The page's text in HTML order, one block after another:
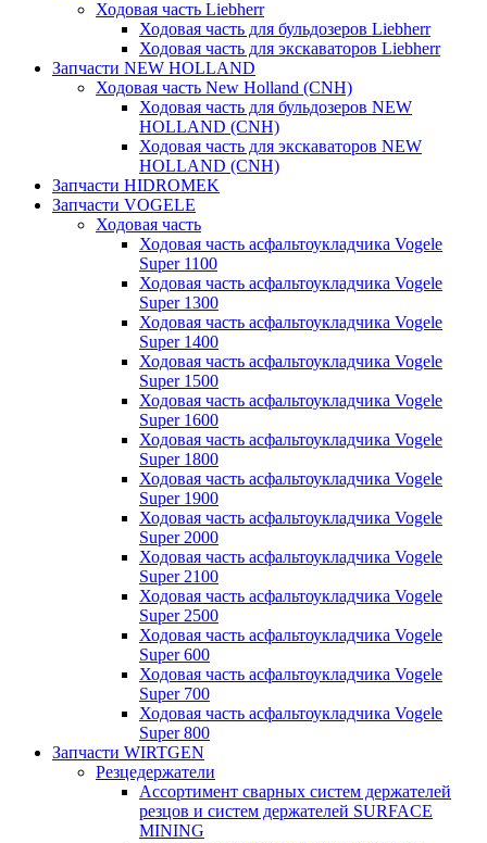
Ходовая часть Liebherr
Ходовая часть для бульдозеров Liebherr
Ходовая часть для экскаваторов Liebherr
Запчасти NEW HOLLAND
Ходовая часть New Holland (CNH)
Ходовая часть для бульдозеров NEW
HOLLAND (CNH)
Ходовая часть для экскаваторов NEW
HOLLAND (CNH)
Запчасти HIDROMEK
Запчасти VOGELE
Ходовая часть
Ходовая часть асфальтоукладчика Vogele
Super 1100
Ходовая часть асфальтоукладчика Vogele
Super 1300
Ходовая часть асфальтоукладчика Vogele
Super 1400
Ходовая часть асфальтоукладчика Vogele
Super 1500
Ходовая часть асфальтоукладчика Vogele
Super 1600
Ходовая часть асфальтоукладчика Vogele
Super 1800
Ходовая часть асфальтоукладчика Vogele
Super 1900
Ходовая часть асфальтоукладчика Vogele
Super 2000
Ходовая часть асфальтоукладчика Vogele
Super 2100
Ходовая часть асфальтоукладчика Vogele
Super 2500
Ходовая часть асфальтоукладчика Vogele
Super 600
Ходовая часть асфальтоукладчика Vogele
Super 700
Ходовая часть асфальтоукладчика Vogele
Super 800
Запчасти WIRTGEN
Резцедержатели
Ассортимент сварных систем держателей
резцов и систем держателей SURFACE
MINING